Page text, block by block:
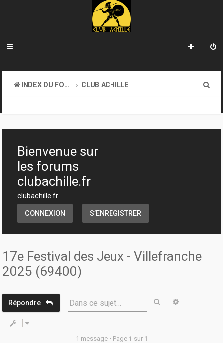
INDEX DU FORUM
CLUB ACHILLE
h
Bienvenue sur
les forums
clubachille.fr
clubachille.fr
CONNEXION S’ENREGISTRER
17e Festival des Jeux - Villefranche
2025 (69400)
Répondre Dans ce sujet… Rechercher
1 message • Page 1 sur 1